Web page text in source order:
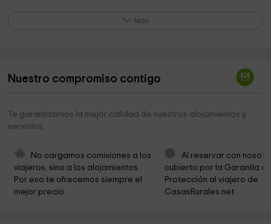
Iglesia de San Pedro y museo parroquial 6,7 km
Cementerio de Matilla de los Caños 6,7 km
Museo al Aire Libre de Serrada 6,9 km
MUSEO DEL ARTE DE SERRADA 6,9 km
Más
Nuestro compromiso contigo
Te garantizamos la mejor calidad de nuestros alojamientos y
servicios
No cargamos comisiones a los
viajeros, sino a los alojamientos.
Por eso te ofrecemos siempre el
mejor precio.
Al reservar con
cubierto por la Garantía
Protección al viajero de
CasasRurales.net